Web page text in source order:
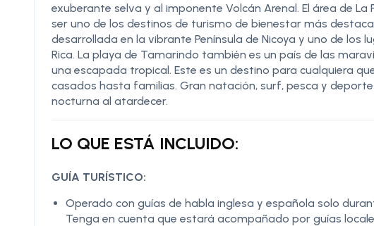
exuberante selva y al imponente Volcán Arenal. El área de
ser uno de los destinos de turismo de bienestar más
desarrollada en la vibrante Península de Nicoya y uno de los
Rica. La playa de Tamarindo también es un país de las
una escapada tropical. Este es un destino para cualquiera
casados ​​hasta familias. Gran natación, surf, pesca y
nocturna al atardecer.
LO QUE ESTÁ INCLUIDO:
GUÍA TURÍSTICO:
Operado con guías de habla inglesa y española solo
Tenga en cuenta que estará acompañado por guías